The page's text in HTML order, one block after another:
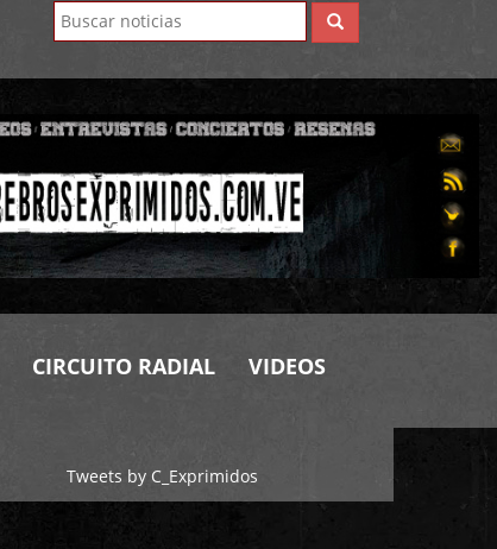
CIRCUITO RADIAL VIDEOS
Tweets by C_Exprimidos